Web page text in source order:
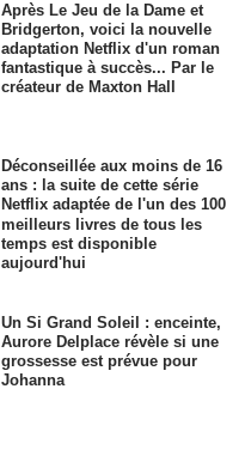
Après Le Jeu de la Dame et
Bridgerton, voici la nouvelle
adaptation Netflix d'un roman
fantastique à succès... Par le
créateur de Maxton Hall
Déconseillée aux moins de 16
ans : la suite de cette série
Netflix adaptée de l'un des 100
meilleurs livres de tous les
temps est disponible
aujourd'hui
Un Si Grand Soleil : enceinte,
Aurore Delplace révèle si une
grossesse est prévue pour
Johanna